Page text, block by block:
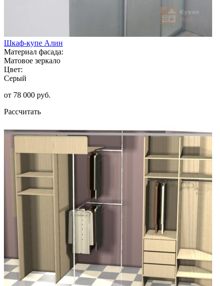
Шкаф-купе Алин
Материал фасада:
Матовое зеркало
Цвет:
Серый
от 78 000 руб.
Рассчитать